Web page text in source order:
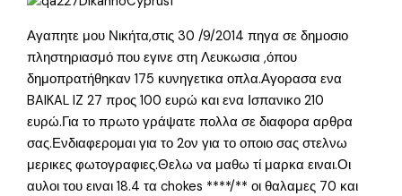
Αγαπητε μου Νικήτα,στις 30 /9/2014 πηγα σε δημοσιο
πληστηριασμό που εγινε στη Λευκωσια ,όπου
δημοπρατήθηκαν 175 κυνηγετικα οπλα.Αγορασα ενα
BAIKAL IZ 27 προς 100 ευρώ και ενα Ισπανικο 210
ευρώ.Για το πρωτο γράψατε πολλα σε διαφορα αρθρα
σας.Ενδιαφερομαι για το 2ον για το οποιο σας στελνω
μερικες φωτογραφιες.Θελω να μαθω τί μαρκα ειναι.Οι
αυλοι του ειναι 18.4 τα chokes ****/** οι θαλαμες 70 και